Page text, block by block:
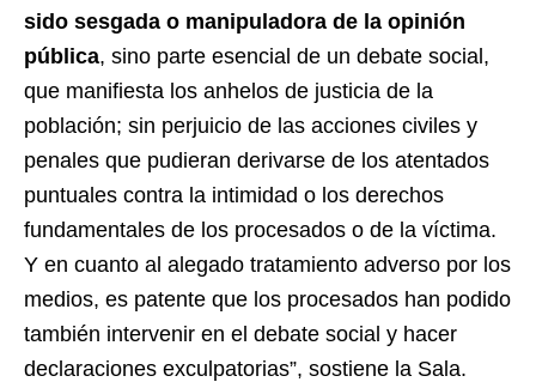
sido sesgada o manipuladora de la opinión
pública, sino parte esencial de un debate social,
que manifiesta los anhelos de justicia de la
población; sin perjuicio de las acciones civiles y
penales que pudieran derivarse de los atentados
puntuales contra la intimidad o los derechos
fundamentales de los procesados o de la víctima.
Y en cuanto al alegado tratamiento adverso por los
medios, es patente que los procesados han podido
también intervenir en el debate social y hacer
declaraciones exculpatorias”, sostiene la Sala.